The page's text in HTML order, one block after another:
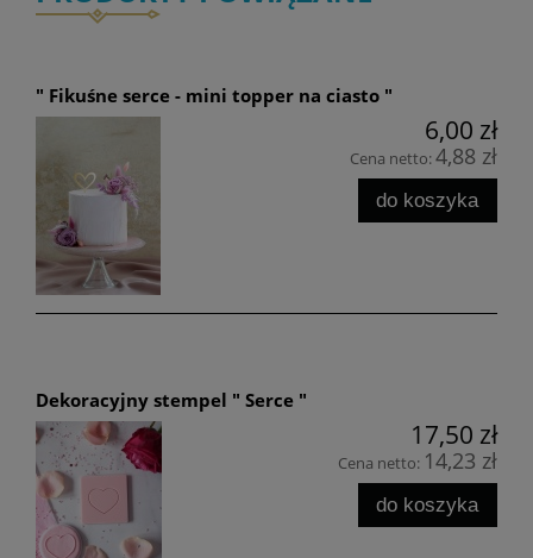
" Fikuśne serce - mini topper na ciasto "
6,00 zł
Cena netto:4,88 zł
do koszyka
Dekoracyjny stempel " Serce "
17,50 zł
Cena netto: 14,23 zł
do koszyka